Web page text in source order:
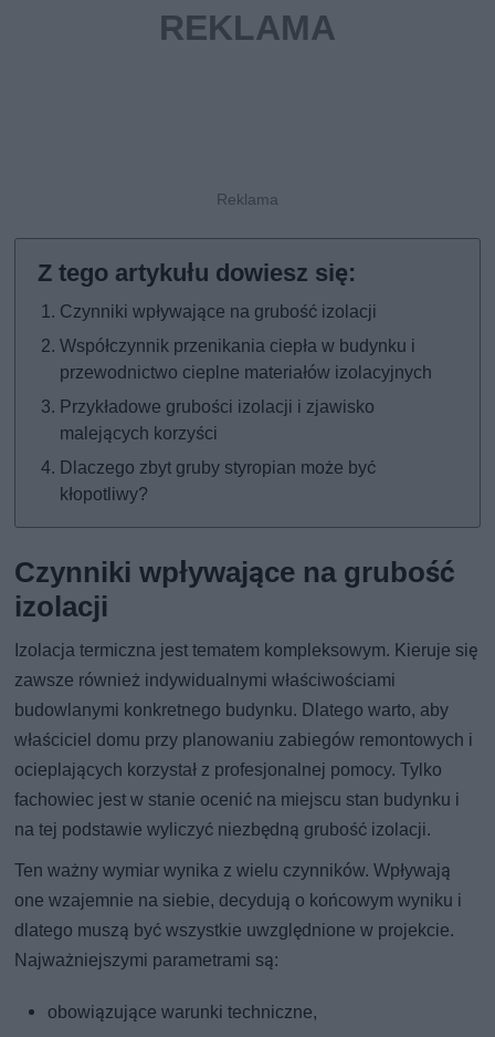
Czynniki wpływające na grubość izolacji
Współczynnik przenikania ciepła w budynku i
przewodnictwo cieplne materiałów izolacyjnych
Przykładowe grubości izolacji i zjawisko
malejących korzyści
Dlaczego zbyt gruby styropian może być
kłopotliwy?
Czynniki wpływające na grubość
izolacji
Izolacja termiczna jest tematem kompleksowym. Kieruje się
zawsze również indywidualnymi właściwościami
budowlanymi konkretnego budynku. Dlatego warto, aby
właściciel domu przy planowaniu zabiegów remontowych i
ocieplających korzystał z profesjonalnej pomocy. Tylko
fachowiec jest w stanie ocenić na miejscu stan budynku i
na tej podstawie wyliczyć niezbędną grubość izolacji.
Ten ważny wymiar wynika z wielu czynników. Wpływają
one wzajemnie na siebie, decydują o końcowym wyniku i
dlatego muszą być wszystkie uwzględnione w projekcie.
Najważniejszymi parametrami są:
obowiązujące warunki techniczne,